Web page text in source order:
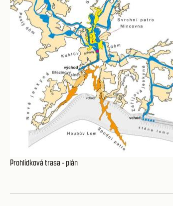
Prohlídková trasa - plán